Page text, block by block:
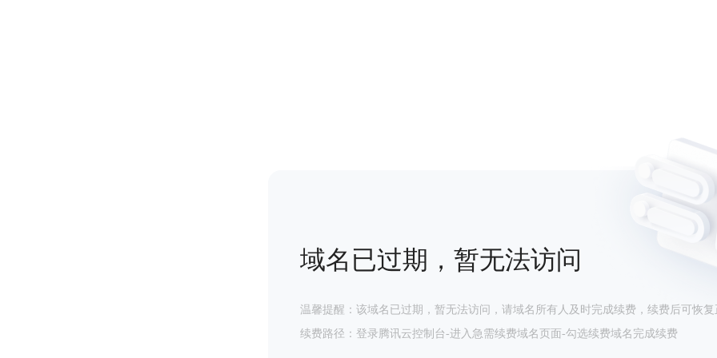
域名已过期，暂无法访问
温馨提醒：该域名已过期，暂无法访问，请域名所有人及时完成续费，续费后可恢复
续费路径：登录腾讯云控制台-进入急需续费域名页面-勾选续费域名完成续费